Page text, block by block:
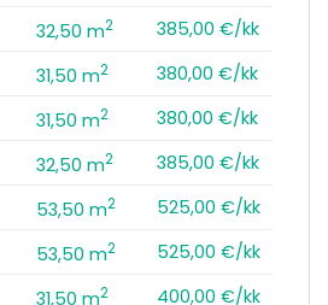
32,50 m2
385,00 €/kk
31,50 m2
380,00 €/kk
31,50 m2
380,00 €/kk
32,50 m2
385,00 €/kk
53,50 m2
525,00 €/kk
53,50 m2
525,00 €/kk
31,50 m2
400,00 €/kk